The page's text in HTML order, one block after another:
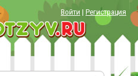
Войти | Регистрация